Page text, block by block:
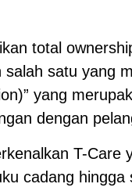
total
satu yang
yang
dengan
T-Care
cadang